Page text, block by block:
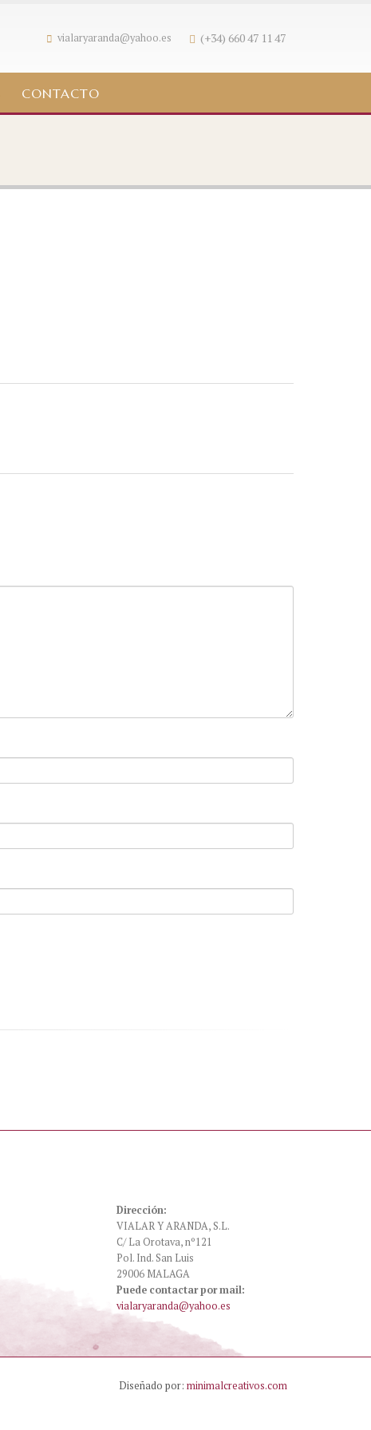
vialaryaranda@yahoo.es (+34) 660 47 11 47
CONTACTO
Dirección:
VIALAR Y ARANDA, S.L.
C/ La Orotava, nº121
Pol. Ind. San Luis
29006 MALAGA
Puede contactar por mail:
vialaryaranda@yahoo.es
Diseñado por: minimalcreativos.com